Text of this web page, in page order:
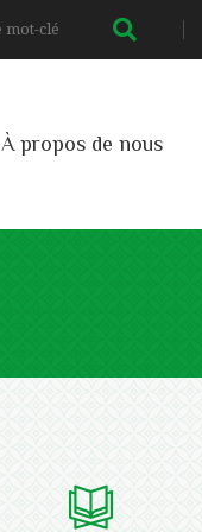
À propos de nous